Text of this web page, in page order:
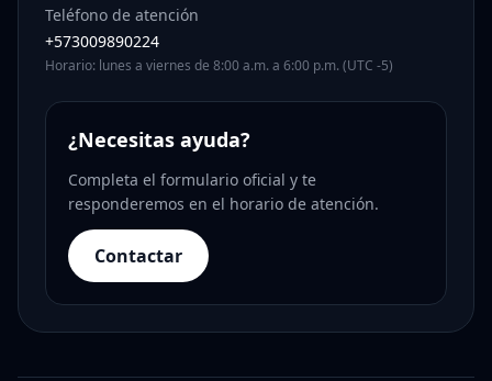
Teléfono de atención
+573009890224
Horario: lunes a viernes de 8:00 a.m. a 6:00 p.m. (UTC -5)
¿Necesitas ayuda?
Completa el formulario oficial y te
responderemos en el horario de atención.
Contactar